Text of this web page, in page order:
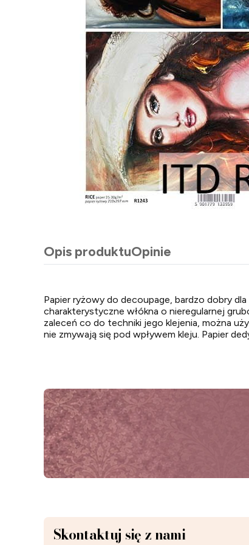
Opis produktuOpinie
Papier ryżowy do decoupage, bardzo dobry
charakterystyczne włókna o nieregularnej
zaleceń co do techniki jego klejenia, można
nie zmywają się pod wpływem kleju. Papier
Skontaktuj się z nami